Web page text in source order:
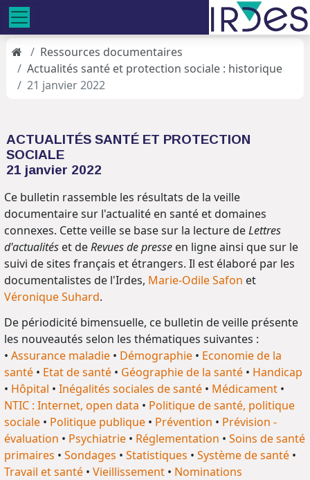
Ressources documentaires
Actualités santé et protection sociale : historique
21 janvier 2022
ACTUALITÉS SANTÉ ET PROTECTION
SOCIALE
21 janvier 2022
Ce bulletin rassemble les résultats de la veille
documentaire sur l'actualité en santé et domaines
connexes. Cette veille se base sur la lecture deLettres
d'actualités et deRevues de presse en ligne ainsi que sur le
suivi de sites français et étrangers. Il est élaboré par les
documentalistes de l'Irdes, Marie-Odile Safon et
Véronique Suhard.
De périodicité bimensuelle, ce bulletin de veille présente
les nouveautés selon les thématiques suivantes :
• Assurance maladie • Démographie • Economie de la
santé • Etat de santé • Géographie de la santé • Handicap
• Hôpital • Inégalités sociales de santé • Médicament •
NTIC : Internet, open data • Politique de santé, politique
sociale • Politique publique • Prévention • Prévision -
évaluation • Psychiatrie • Réglementation • Soins de santé
primaires • Sondages • Statistiques • Système de santé •
Travail et santé • Vieillissement • Nominations